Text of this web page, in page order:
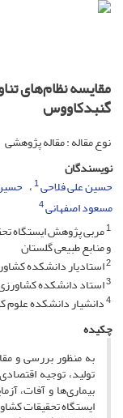
مقایسه نظام‌های
گنبدکاووس
نوع مقاله : مقاله پژوهشی
نویسندگان
حسین علی فلاحی1
مسعود اصفهانی4
1مربی پژوهش ایستگاه
و منابع طبیعی گلستان
2استادیار دانشکده
3استاد دانشکده
4دانشیار دانشکده علوم
چکیده
به منظور بررسی و
تولید، توجیه
ایستگاه تحقیقات